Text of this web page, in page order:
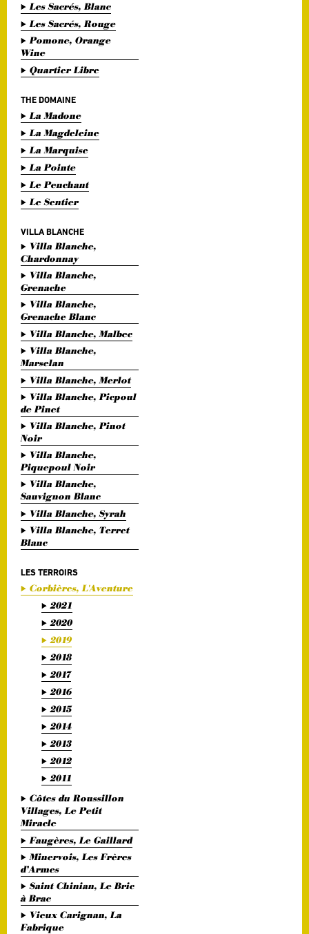
Les Sacrés, Blanc
Les Sacrés, Rouge
Pomone, Orange
Wine
Quartier Libre
THE DOMAINE
La Madone
La Magdeleine
La Marquise
La Pointe
Le Penchant
Le Sentier
VILLA BLANCHE
Villa Blanche,
Chardonnay
Villa Blanche,
Grenache
Villa Blanche,
Grenache Blanc
Villa Blanche, Malbec
Villa Blanche,
Marselan
Villa Blanche, Merlot
Villa Blanche, Picpoul
de Pinet
Villa Blanche, Pinot
Noir
Villa Blanche,
Piquepoul Noir
Villa Blanche,
Sauvignon Blanc
Villa Blanche, Syrah
Villa Blanche, Terret
Blanc
LES TERROIRS
Corbières, L'Aventure
2021
2020
2019
2018
2017
2016
2015
2014
2013
2012
2011
Côtes du Roussillon
Villages, Le Petit
Miracle
Faugères, Le Gaillard
Minervois, Les Frères
d’Armes
Saint Chinian, Le Bric
à Brac
Vieux Carignan, La
Fabrique